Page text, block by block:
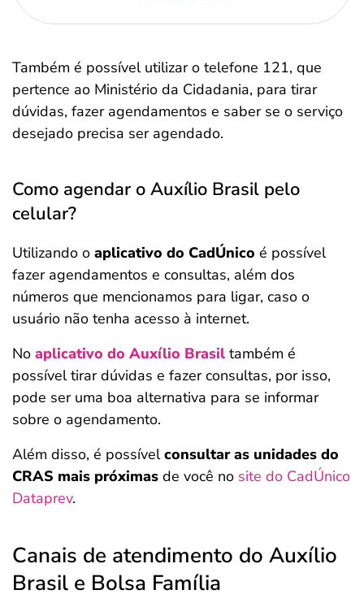
Também é possível utilizar o telefone 121, que
pertence ao Ministério da Cidadania, para tirar
dúvidas, fazer agendamentos e saber se o serviço
desejado precisa ser agendado.
Como agendar o Auxílio Brasil pelo
celular?
Utilizando o aplicativo do CadÚnico é possível
fazer agendamentos e consultas, além dos
números que mencionamos para ligar, caso o
usuário não tenha acesso à internet.
No aplicativo do Auxílio Brasil também é
possível tirar dúvidas e fazer consultas, por isso,
pode ser uma boa alternativa para se informar
sobre o agendamento.
Além disso, é possívelconsultar as unidades do
CRAS mais próximas de você no site do CadÚnico
Dataprev.
Canais de atendimento do Auxílio
Brasil e Bolsa Família